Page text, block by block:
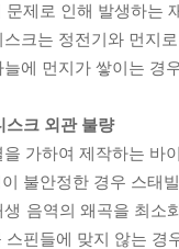
문제로 인해 발생하는
스크는 정전기와 먼지
늘에 먼지가 쌓이는 경
크 외관 불량
을 가하여 제작하는 바
불안정한 경우 스태
생 음역의 왜곡을 최소
스핀들에 맞지 않는 경